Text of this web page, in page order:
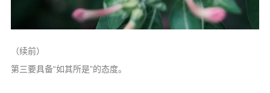
活动记录
下院风采
（续前）
第三要具备“如其所是”的态度。